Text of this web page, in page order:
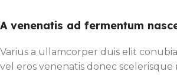
A venenatis ad fermentum
Varius a ullamcorper duis elit
vel eros venenatis donec scelerisque